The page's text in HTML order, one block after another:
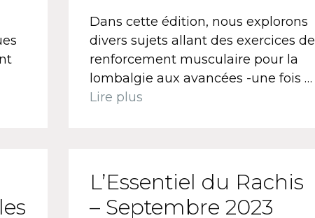
Dans cette édition, nous explorons
divers sujets allant des exercices de
renforcement musculaire pour la
lombalgie aux avancées -une fois …
Lire plus
L’Essentiel du Rachis
– Septembre 2023